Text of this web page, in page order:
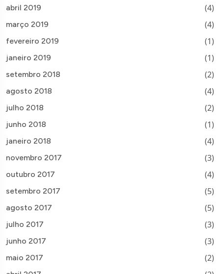
abril 2019 (4)
março 2019 (4)
fevereiro 2019 (1)
janeiro 2019 (1)
setembro 2018 (2)
agosto 2018 (4)
julho 2018 (2)
junho 2018 (1)
janeiro 2018 (4)
novembro 2017 (3)
outubro 2017 (4)
setembro 2017 (5)
agosto 2017 (5)
julho 2017 (3)
junho 2017 (3)
maio 2017 (2)